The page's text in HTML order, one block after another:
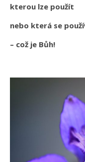
kterou lze použít
nebo která se
– což je Bůh!